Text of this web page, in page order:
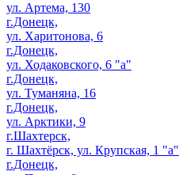
ул. Артема, 130
г.Донецк,
ул. Харитонова, 6
г.Донецк,
ул. Ходаковского, 6 "а"
г.Донецк,
ул. Туманяна, 16
г.Донецк,
ул. Арктики, 9
г.Шахтерск,
г. Шахтёрск, ул. Крупская, 1 "а"
г.Донецк,